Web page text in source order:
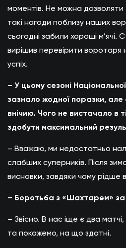
моментів. Не можна
такі нагоди поблизу наших
сьогодні забили хороші м’ячі.
вирішив перевірити воротаря
успіх.
– У цьому сезоні
зазнало жодної поразки, але
внічию. Чого не вистачало в
здобути максимальний
– Вважаю, ми недостатньо
слабших суперників. Після
висновки, завдяки чому рідше
– Боротьба з «Шахтарем» за
– Звісно. В нас іще є два
та покажемо, на що здатні.